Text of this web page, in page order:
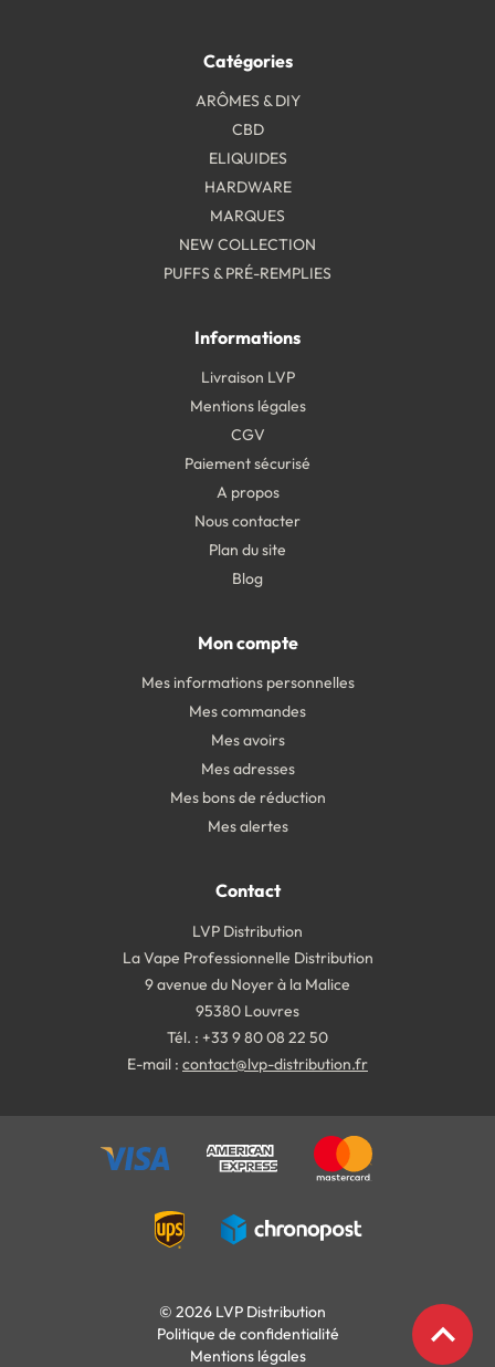
expand_less
Catégories
ARÔMES & DIY
CBD
ELIQUIDES
HARDWARE
MARQUES
NEW COLLECTION
PUFFS & PRÉ-REMPLIES
Informations
Livraison LVP
Mentions légales
CGV
Paiement sécurisé
A propos
Nous contacter
Plan du site
Blog
Mon compte
Mes informations personnelles
Mes commandes
Mes avoirs
Mes adresses
Mes bons de réduction
Mes alertes
Contact
LVP Distribution
La Vape Professionnelle Distribution
9 avenue du Noyer à la Malice
95380 Louvres
Tél. : +33 9 80 08 22 50
E-mail : contact@lvp-distribution.fr
© 2026 LVP Distribution
Politique de confidentialité
Mentions légales